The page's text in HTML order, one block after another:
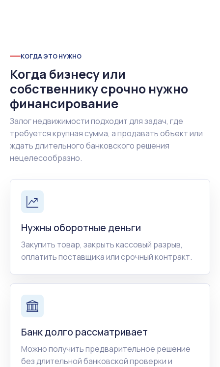
КОГДА ЭТО НУЖНО
Когда бизнесу или
собственнику срочно нужно
финансирование
Залог недвижимости подходит для задач, где
требуется крупная сумма, а продавать объект или
ждать длительного банковского решения
нецелесообразно.
Нужны оборотные деньги
Закупить товар, закрыть кассовый разрыв,
оплатить поставщика или срочный контракт.
Банк долго рассматривает
Можно получить предварительное решение
без длительной банковской проверки и